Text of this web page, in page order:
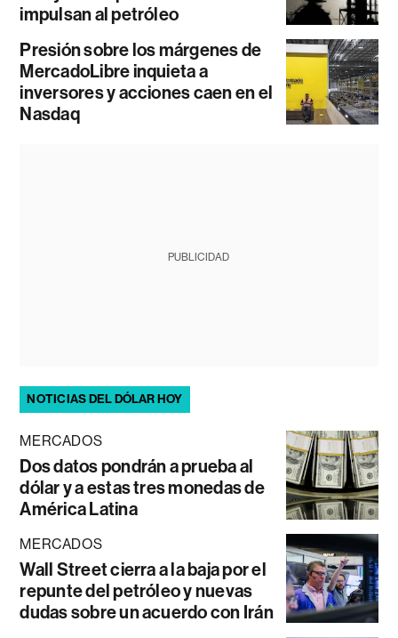
impulsan al petróleo
Presión sobre los márgenes de
MercadoLibre inquieta a
inversores y acciones caen en el
Nasdaq
PUBLICIDAD
NOTICIAS DEL DÓLAR HOY
MERCADOS
Dos datos pondrán a prueba al
dólar y a estas tres monedas de
América Latina
MERCADOS
Wall Street cierra a la baja por el
repunte del petróleo y nuevas
dudas sobre un acuerdo con Irán